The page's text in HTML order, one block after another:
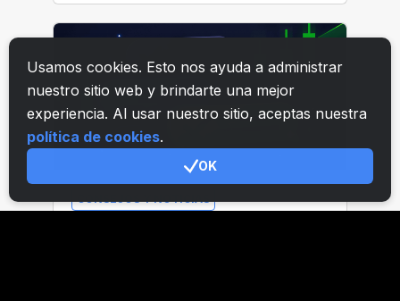
Usamos cookies. Esto nos ayuda a administrar
nuestro sitio web y brindarte una mejor
experiencia. Al usar nuestro sitio, aceptas nuestra
política de cookies.
OK